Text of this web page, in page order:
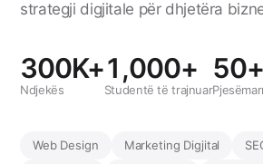
strategji digjitale për dhjetëra
300K+
Ndjekës
1,000+
Studentë të trajnuar
50+
Web Design Marketing Digjital